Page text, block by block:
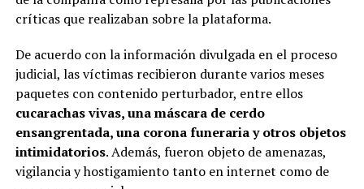
críticas que realizaban sobre la plataforma.
De acuerdo con la información divulgada en el proceso
judicial, las víctimas recibieron durante varios meses
paquetes con contenido perturbador, entre ellos
cucarachas vivas, una máscara de cerdo
ensangrentada, una corona funeraria y otros objetos
intimidatorios. Además, fueron objeto de amenazas,
vigilancia y hostigamiento tanto en internet como de